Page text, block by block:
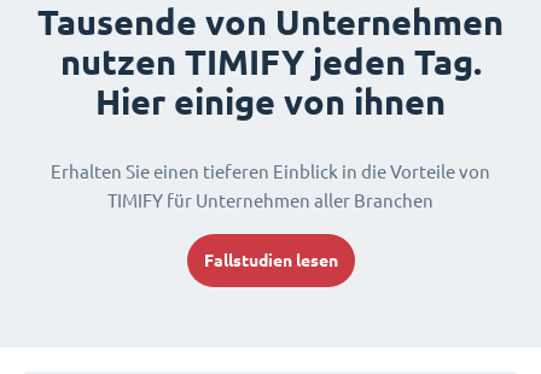
Tausende von Unternehmen
nutzen TIMIFY jeden Tag.
Hier einige von ihnen
Erhalten Sie einen tieferen Einblick in die Vorteile von
TIMIFY für Unternehmen aller Branchen
Fallstudien lesen